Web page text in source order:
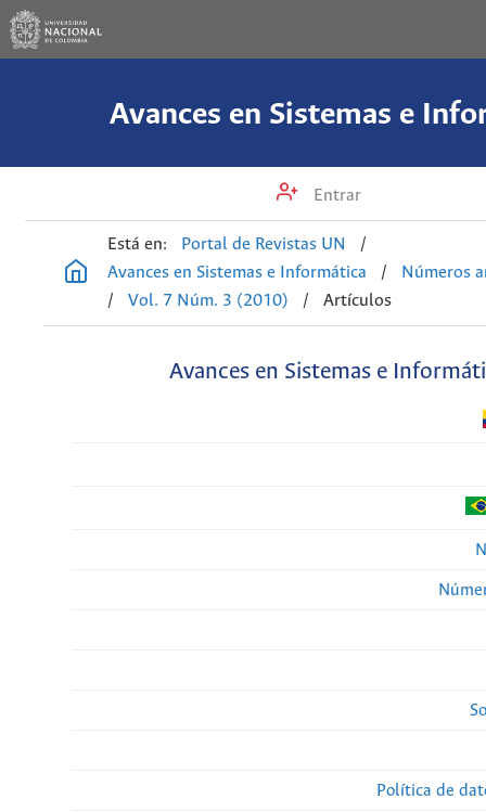
Avances en Sistemas e
Entrar
Está en: Portal de Revistas UN
/
Avances en Sistemas e Informática
/
Números
/
Vol. 7 Núm. 3 (2010) / Artículos
Avances en Sistemas e
Política de